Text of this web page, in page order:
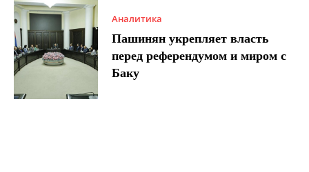
Аналитика
Пашинян укрепляет власть
перед референдумом и миром с
Баку